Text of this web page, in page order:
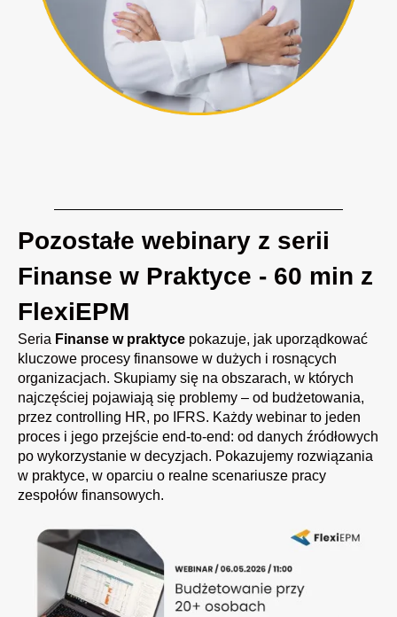
Pozostałe webinary z serii
Finanse w Praktyce - 60 min z
FlexiEPM
Seria Finanse w praktyce pokazuje, jak uporządkować
kluczowe procesy finansowe w dużych i rosnących
organizacjach. Skupiamy się na obszarach, w których
najczęściej pojawiają się problemy – od budżetowania,
przez controlling HR, po IFRS. Każdy webinar to jeden
proces i jego przejście end-to-end: od danych źródłowych
po wykorzystanie w decyzjach. Pokazujemy rozwiązania
w praktyce, w oparciu o realne scenariusze pracy
zespołów finansowych.